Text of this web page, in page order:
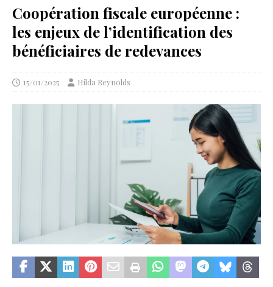
Coopération fiscale européenne :
les enjeux de l’identification des
bénéficiaires de redevances
15/01/2025 Hilda Reynolds